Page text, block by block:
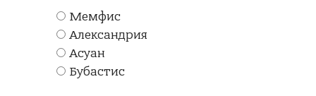
Мемфис
Александрия
Асуан
Бубастис